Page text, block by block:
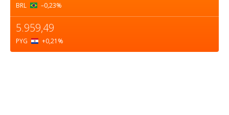
BRL –0,23%
5.959,49
PYG +0,21 %